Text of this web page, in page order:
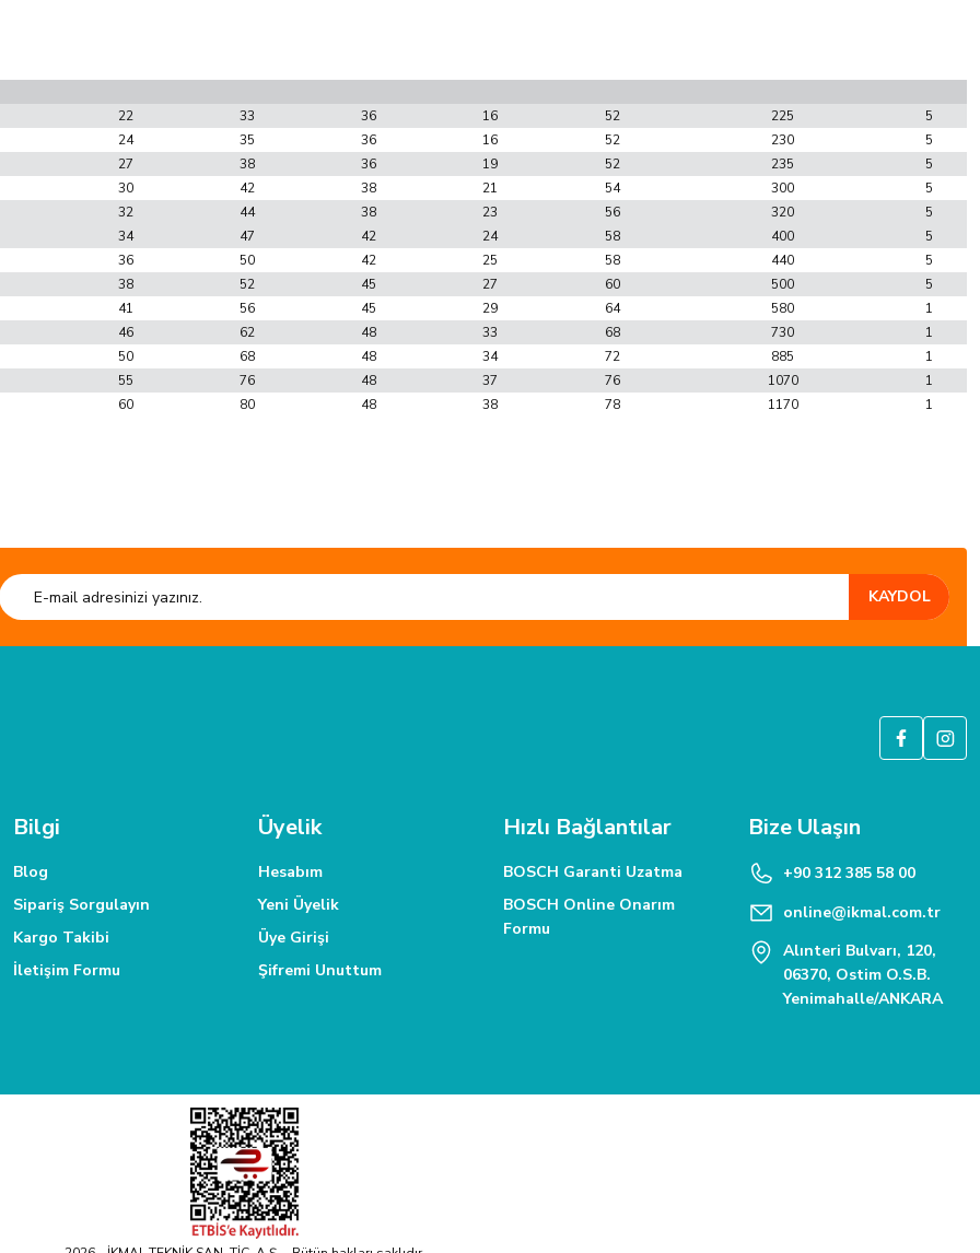
22 33 36 16 52 225
5
24 35 36 16 52 230
5
27 38 36 19 52 235
5
30 42 38 21 54 300
5
32 44 38 23 56 320
5
34 47 42 24 58 400
5
36 50 42 25 58 440
5
38 52 45 27 60 500
5
41 56 45 29 64 580
1
46 62 48 33 68 730
1
50 68 48 34 72 885
1
55 76 48 37 76 1070
1
60 80 48 38 78 1170 1
Soru Sor
kesim tahtası sistem çantası
HIZLI GÖNDERİ KAYDOL
Bilgi
Blog
Sipariş Sorgulayın
Kargo Takibi
İletişim Formu
Üyelik
Hesabım
Yeni Üyelik
Üye Girişi
Şifremi Unuttum
Hızlı Bağlantılar
BOSCH Garanti Uzatma
BOSCH Online Onarım
Formu
Bize Ulaşın
+90 312 385 58 00
online@ikmal.com.tr
Alınteri Bulvarı, 120,
06370, Ostim O.S.B.
Yenimahalle/ANKARA